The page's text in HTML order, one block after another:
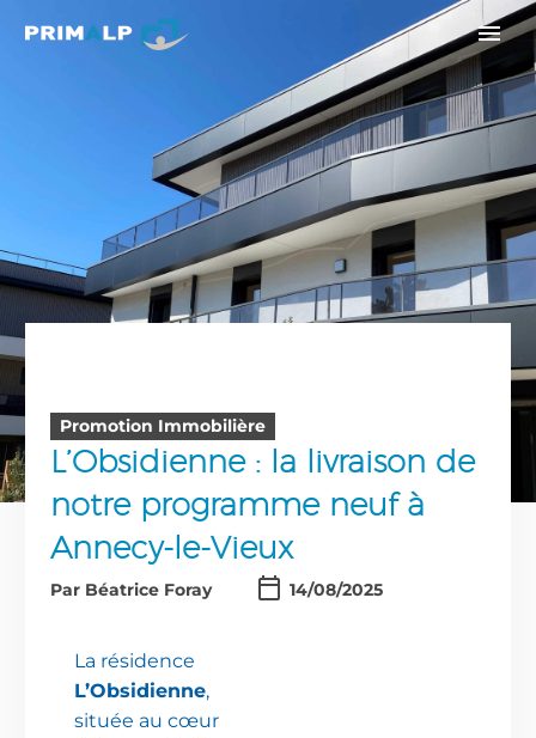
Promotion Immobilière
L’Obsidienne : la livraison de
notre programme neuf à
Annecy-le-Vieux
Par Béatrice Foray 14/08/2025
La résidence
L’Obsidienne,
située au cœur